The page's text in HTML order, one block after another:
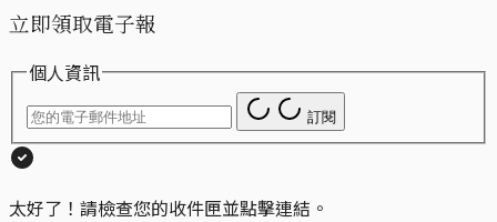
立即領取電子報
個人資訊
訂閱
太好了！請檢查您的收件匣並點擊連結。